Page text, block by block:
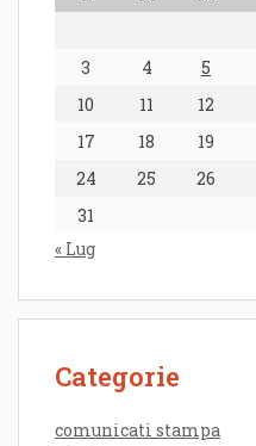
3
4 5
10
11 12
17
18 19
24
25 26
31
« Lug
Categorie
comunicati stampa